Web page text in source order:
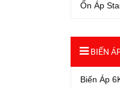
Ổn Áp
BIẾN
Biến Áp